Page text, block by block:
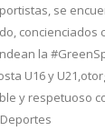
se
concienciados
la
U16 y
y respetuoso